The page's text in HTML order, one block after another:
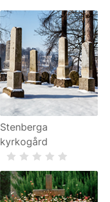
Stenberga
kyrkogård